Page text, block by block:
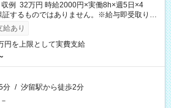
例 32万円 時給2000円×実働8h×週5日×4
するものではありません。※給与即受取りサ
用条件有）
給あり
円を上限として実費支給
分 / 汐留駅から徒歩2分